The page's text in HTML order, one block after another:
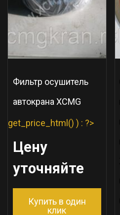
Фильтр осушитель
автокрана XCMG
get_price_html() ) : ?>
Цену
уточняйте
Купить в один
клик